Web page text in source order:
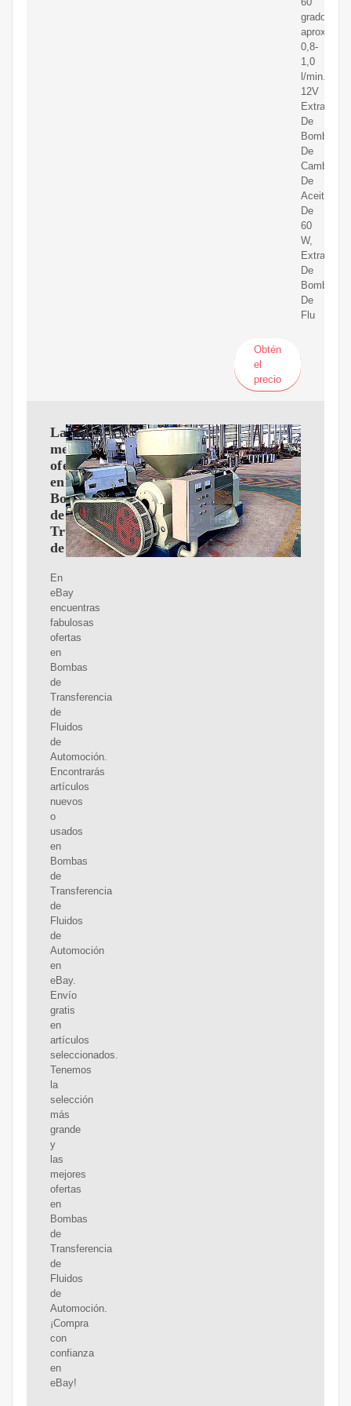
grados):
aprox.
0,8-
1,0
l/min.
12V
Extractor
De
Bomba
De
Cambio
De
Aceite
De
60
W,
Extractor
De
Bomba
De
Flu
Obtén
el
precio
Las
mejores
ofertas
en
Bombas
de
Transferencia
de
En
eBay
encuentras
fabulosas
ofertas
en
Bombas
de
Transferencia
de
Fluidos
de
Automoción.
Encontrarás
artículos
nuevos
o
usados
en
Bombas
de
Transferencia
de
Fluidos
de
Automoción
en
eBay.
Envío
gratis
en
artículos
seleccionados.
Tenemos
la
selección
más
grande
y
las
mejores
ofertas
en
Bombas
de
Transferencia
de
Fluidos
de
Automoción.
¡Compra
con
confianza
en
eBay!